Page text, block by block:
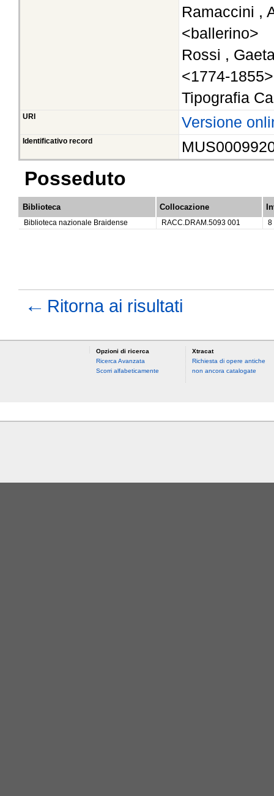
Ramaccini ,
<ballerino>
Rossi ,
<1774-1855>
Tipografia
URI Versione
Identificativo record
Posseduto
Biblioteca Collocazione
Biblioteca nazionale Braidense RACC.DRAM.5093 001 8
← Ritorna ai risultati
Opzioni di ricerca
Ricerca Avanzata
Scorri alfabeticamente
Xtracat
Richiesta di opere antiche
non ancora catalogate